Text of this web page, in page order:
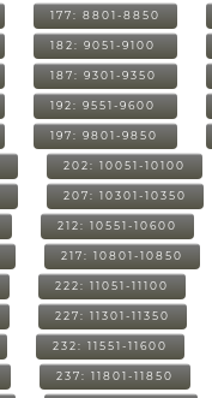
177: 8801-8850
182: 9051-9100
187: 9301-9350
192: 9551-9600
197: 9801-9850
202: 10051-10100
207: 10301-10350
212: 10551-10600
217: 10801-10850
222: 11051-11100
227: 11301-11350
232: 11551-11600
237: 11801-11850